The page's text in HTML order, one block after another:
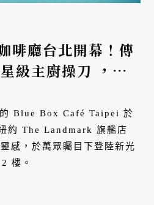
廳台北開幕！傳
級主廚操刀 ，沉
光
Blue Box Café Taipei 於
約 The Landmark 旗艦店
感，於萬眾矚目下登陸新光
樓。